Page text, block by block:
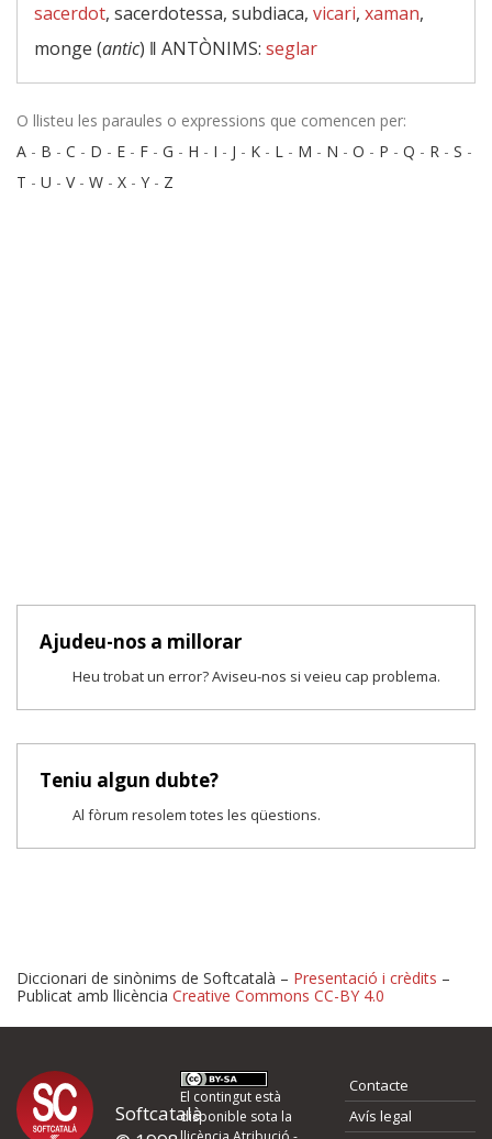
sacerdot, sacerdotessa, subdiaca, vicari, xaman,
monge (antic) ‖ ANTÒNIMS: seglar
O llisteu les paraules o expressions que comencen per:
A - B - C - D - E - F - G - H - I - J - K - L - M - N - O - P - Q - R - S -
T - U - V- W - X - Y - Z
Ajudeu-nos a millorar
Heu trobat un error? Aviseu-nos si veieu cap problema.
Teniu algun dubte?
Al fòrum resolem totes les qüestions.
Proposeu-nos millores o
d'errors
Diccionari de sinònims de Softcatalà – Presentació i crèdits –
Publicat amb llicència Creative Commons CC-BY 4.0
Softcatalà
El contingut està
disponible sota la
Contacte
Avís legal